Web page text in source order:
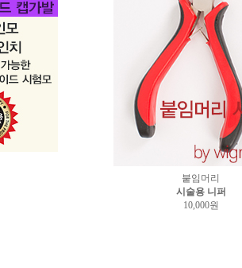
붙임머리
시술용 니퍼
10,000원